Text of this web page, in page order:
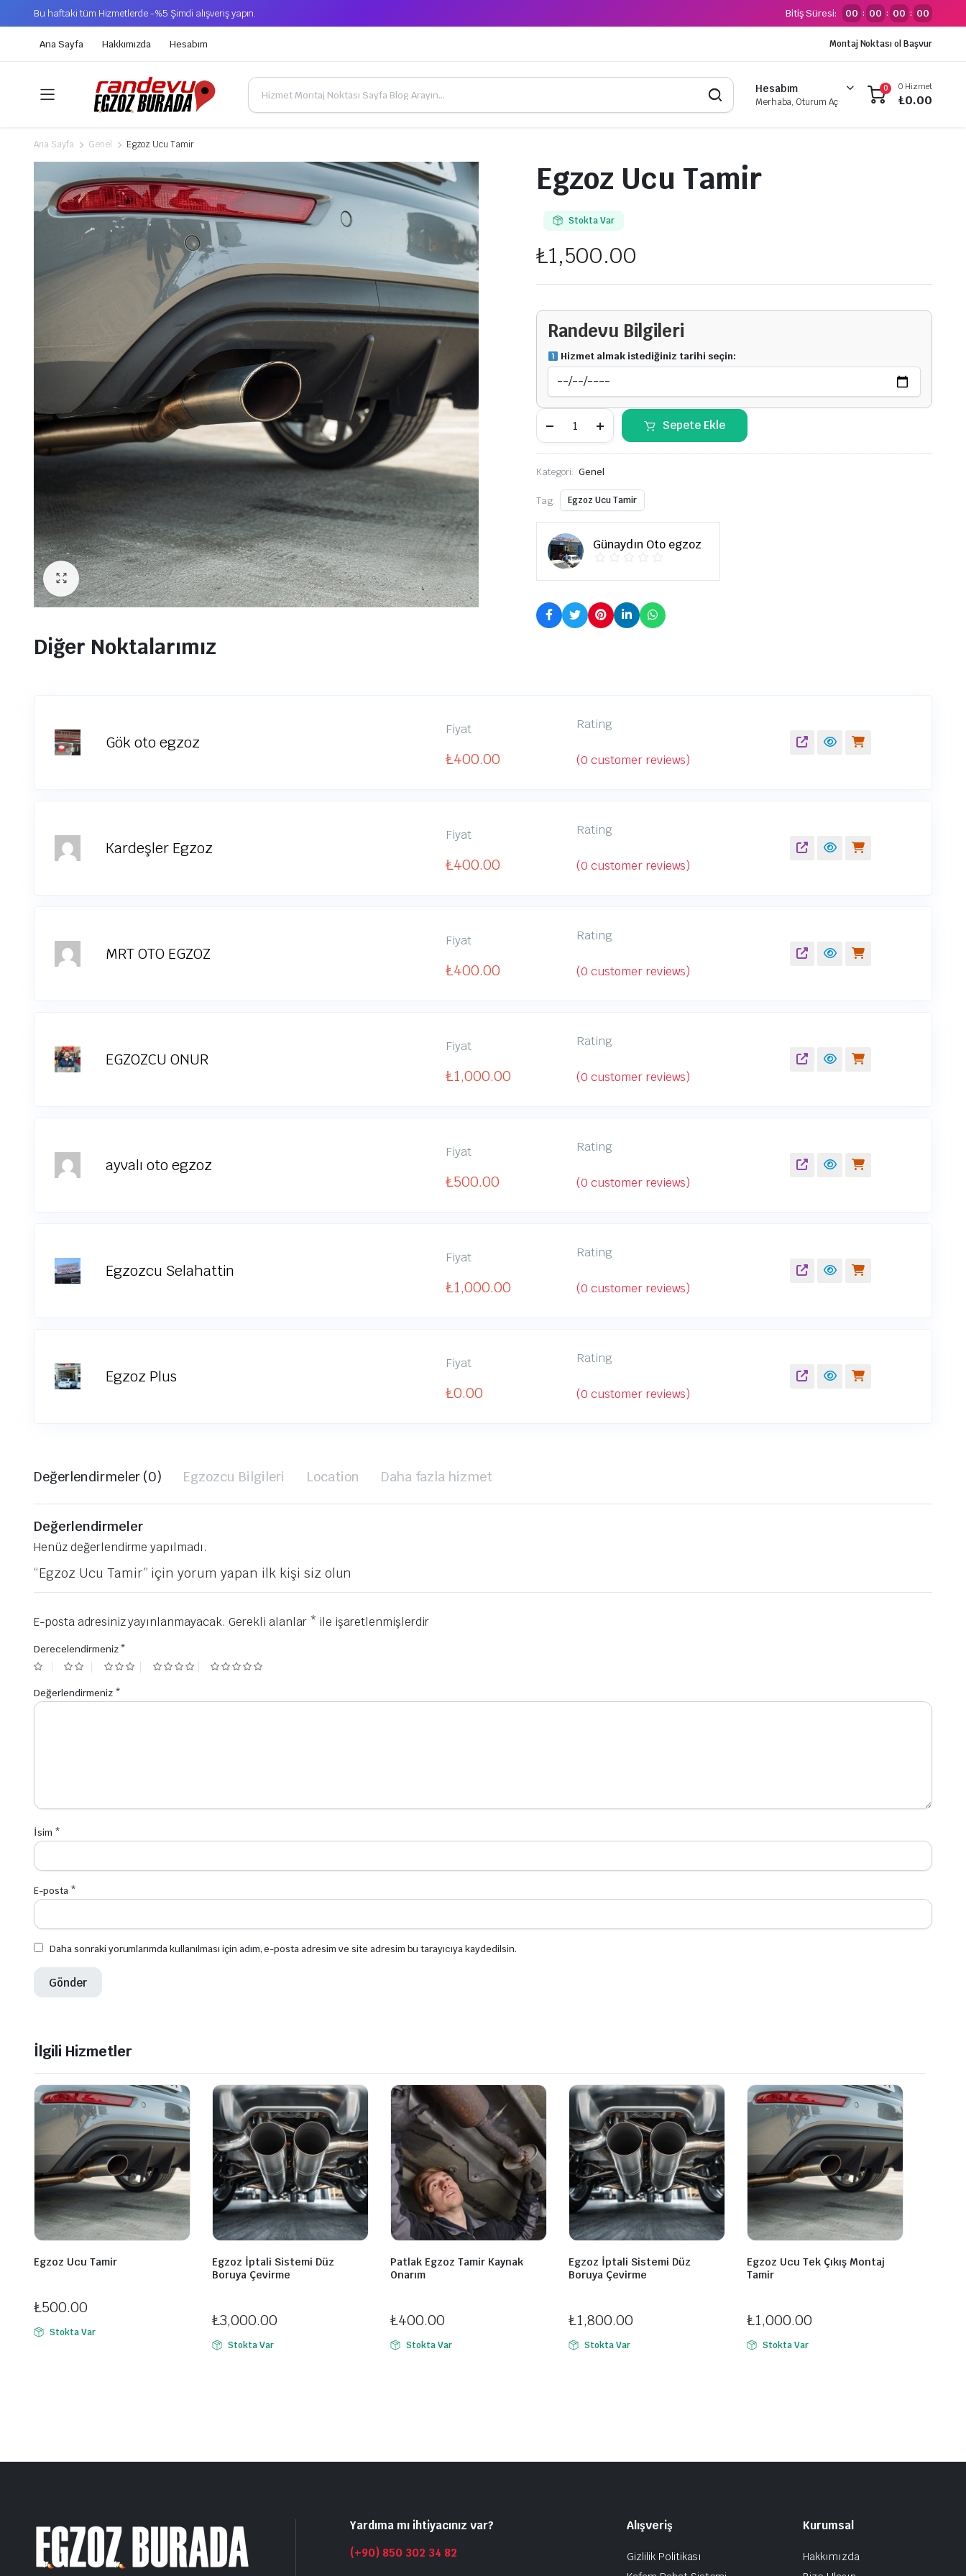
Bu haftaki tüm Hizmetlerde -%5 Şimdi alışveriş yapın. Bitiş Süresi: 00 : 00 : 00 : 00
Ana Sayfa Hakkımızda Hesabım Montaj Noktası ol Başvur
Hesabım
Merhaba, Oturum Aç
0 0 Hizmet
₺0.00
Ana Sayfa Genel Egzoz Ucu Tamir
Egzoz Ucu Tamir
Stokta Var
₺1,500.00
Randevu Bilgileri
Hizmet almak istediğiniz tarihi seçin:
Ucu
miktar
Sepete Ekle
Kategori: Genel
Tag: Egzoz Ucu Tamir
Günaydın Oto egzoz
Diğer Noktalarımız
Gök oto egzoz
Fiyat
₺400.00
Rating
(0 customer reviews)
Kardeşler Egzoz
Fiyat
₺400.00
Rating
(0 customer reviews)
MRT OTO EGZOZ
Fiyat
₺400.00
Rating
(0 customer reviews)
EGZOZCU ONUR
Fiyat
₺1,000.00
Rating
(0 customer reviews)
ayvalı oto egzoz
Fiyat
₺500.00
Rating
(0 customer reviews)
Egzozcu Selahattin
Fiyat
₺1,000.00
Rating
(0 customer reviews)
Egzoz Plus
Fiyat
₺0.00
Rating
(0 customer reviews)
Değerlendirmeler (0) Egzozcu Bilgileri Location Daha fazla hizmet
Değerlendirmeler
Henüz değerlendirme yapılmadı.
“Egzoz Ucu Tamir” için yorum yapan ilk kişi siz olun
E-posta adresiniz yayınlanmayacak. Gerekli alanlar * ile işaretlenmişlerdir
Derecelendirmeniz*
Değerlendirmeniz *
İsim *
E-posta *
Daha sonraki yorumlarımda kullanılması için adım, e-posta adresim ve site adresim bu tarayıcıya kaydedilsin.
İlgili Hizmetler
Egzoz Ucu Tamir
Montaj Noktası:
₺500.00
Stokta Var
Egzoz İptali Sistemi Düz
Boruya Çevirme
Montaj Noktası:
₺3,000.00
Stokta Var
Patlak Egzoz Tamir Kaynak
Onarım
₺400.00
Stokta Var
Egzoz İptali Sistemi Düz
Boruya Çevirme
Montaj Noktası:
₺1,800.00
Stokta Var
Egzoz Ucu Tek Çıkış Montaj
Tamir
₺1,000.00
Stokta Var
Yardıma mı ihtiyacınız var?
(+90) 850 302 34 82
Alışveriş
Gizlilik Politikası
Kurumsal
Hakkımızda